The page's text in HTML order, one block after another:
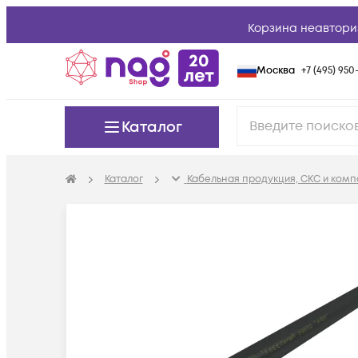
Корзина
Москва +7 (495) 950-
Каталог
Каталог Кабельная продукция, СКС и